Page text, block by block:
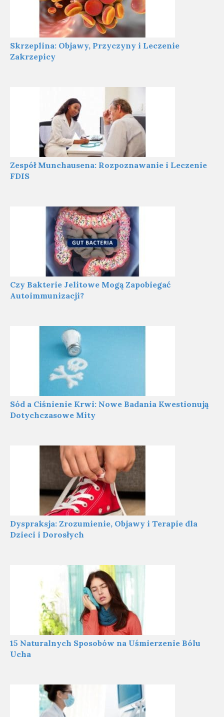
Skrzeplina: Objawy, Przyczyny i Leczenie
Zakrzepicy
Zespół Munchausena: Rozpoznawanie i Leczenie
FDIS
Czy Bakterie Jelitowe Mogą Zapobiegać
Autoimmunizacji?
Sód a Ciśnienie Krwi: Nowe Badania Kwestionują
Dotychczasowe Mity
Dyspraksja: Zrozumienie, Objawy i Terapie dla
Dzieci i Dorosłych
15 Naturalnych Sposobów na Uśmierzenie Bólu
Ucha